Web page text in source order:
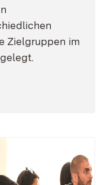
Zielgruppen im